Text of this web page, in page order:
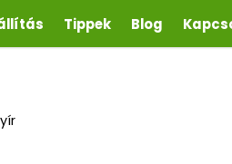
Tippek Blog